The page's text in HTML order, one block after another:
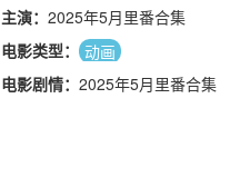
主演： 2025年5月里番合集
电影类型：
动画
电影剧情： 2025年5月里番合集